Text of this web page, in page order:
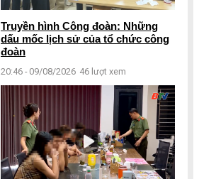
Truyền hình Công đoàn: Những
dấu mốc lịch sử của tổ chức công
đoàn
20:46 - 09/08/2026 46 lượt xem